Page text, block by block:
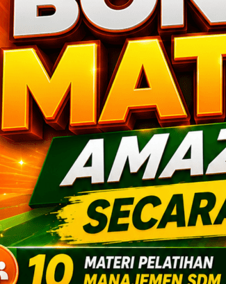
fenonemal facebookers adalah
memiliki kedudukan yang
Dengan jumlah 30 juta, users
10 besar pengguna internet dunia. Dan
sangat aktif dalam jagat maya dan
global.